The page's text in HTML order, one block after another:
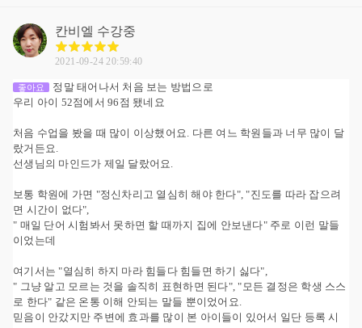
칸비엘 수강중
2021-09-24 20:59:40
좋아요
정말 태어나서 처음 보는 방법으로
우리 아이 52점에서 96점 됐네요
처음 수업을 봤을 때 많이 이상했어요. 다른 여느 학원들과 너무 많이 달
랐거든요.
선생님의 마인드가 제일 달랐어요.
보통 학원에 가면 "정신차리고 열심히 해야 한다", "진도를 따라 잡으려
면 시간이 없다",
" 매일 단어 시험봐서 못하면 할 때까지 집에 안보낸다" 주로 이런 말들
이었는데
여기서는 "열심히 하지 마라 힘들다 힘들면 하기 싫다",
" 그냥 알고 모르는 것을 솔직히 표현하면 된다", "모든 결정은 학생 스스
로 한다" 같은 온통 이해 안되는 말들 뿐이었어요.
믿음이 안갔지만 주변에 효과를 많이 본 아이들이 있어서 일단 등록 시